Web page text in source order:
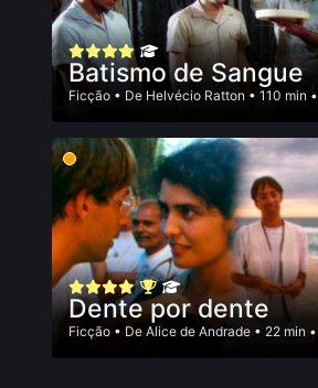
Batismo de Sangue
Ficção • De Helvécio Ratton • 110 min •
Dente por dente
Ficção • De Alice de Andrade • 22 min •